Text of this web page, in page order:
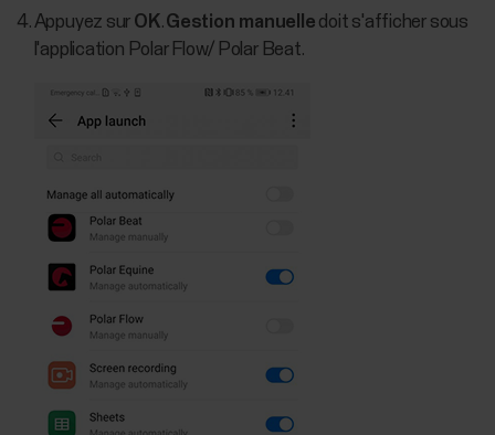
Appuyez sur OK.Gestion manuelle doit s'afficher sous
l'application Polar Flow/ Polar Beat.